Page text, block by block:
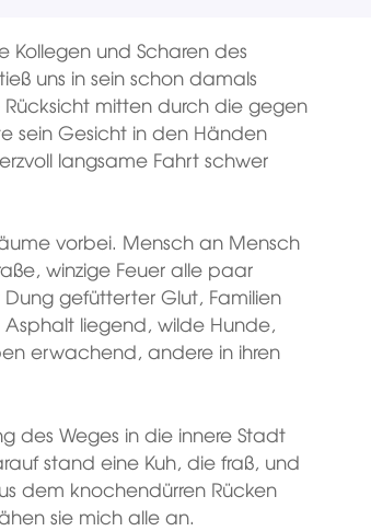
Kollegen und Scharen des
uns in sein schon damals
mitten durch die gegen
sein Gesicht in den Händen
langsame Fahrt schwer
vorbei. Mensch an Mensch
winzige Feuer alle paar
gefütterter Glut, Familien
liegend, wilde Hunde,
erwachend, andere in ihren
des Weges in die innere Stadt
stand eine Kuh, die fraß, und
dem knochendürren Rücken
sie mich alle an.